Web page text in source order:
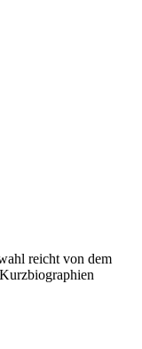
reicht von dem